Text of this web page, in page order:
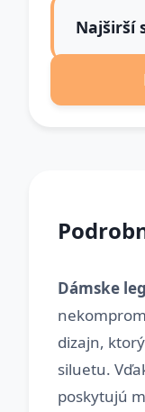
Najširší
Dámske
dizajn,
siluetu.
poskytujú